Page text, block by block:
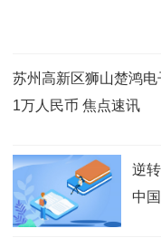
苏州高新区狮山楚鸿
1万人民币 焦点速讯
逆
中